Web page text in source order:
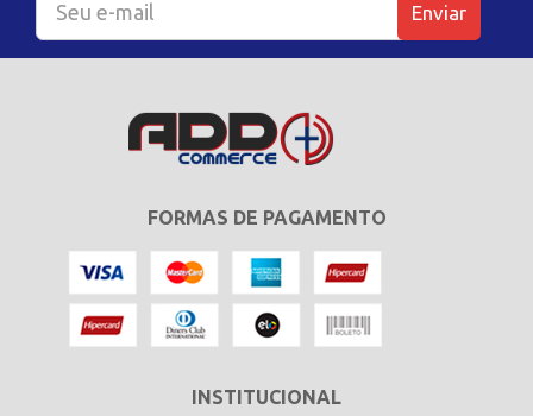
Enviar
FORMAS DE PAGAMENTO
INSTITUCIONAL